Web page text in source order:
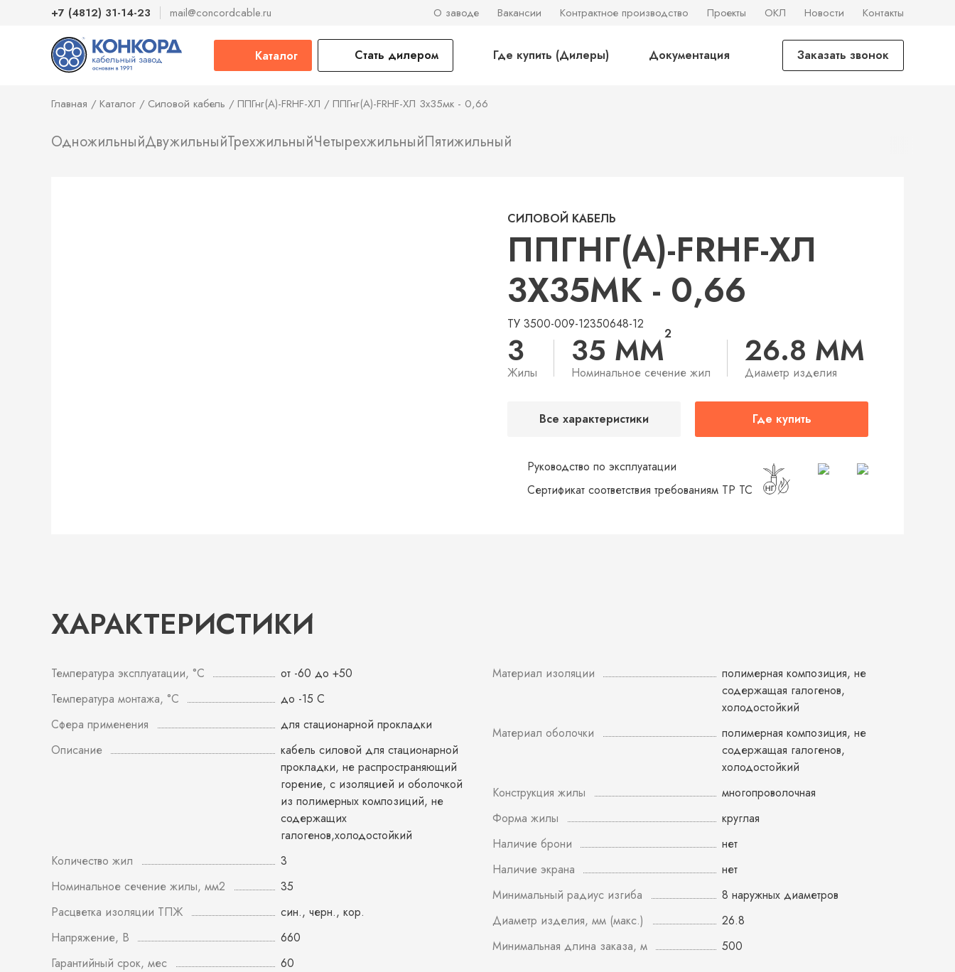
+7 (4812) 31-14-23 mail@concordcable.ru О заводе Вакансии Контрактное производство Проекты ОКЛ Новости Контакты
Каталог Стать дилером Где купить (Дилеры) Документация Заказать звонок
Главная Каталог Силовой кабель ППГнг(А)-FRHF-ХЛ ППГнг(А)-FRHF-ХЛ 3х35мк - 0,66
ОдножильныйДвужильныйТрехжильныйЧетырехжильныйПятижильный
СИЛОВОЙ КАБЕЛЬ
ППГНГ(А)-FRHF-ХЛ
3Х35МК - 0,66
ТУ 3500-009-12350648-12
3
Жилы
35 ММ2
Номинальное сечение жил
26.8 ММ
Диаметр изделия
Все характеристики Где купить
Руководство по эксплуатации
Сертификат соответствия требованиям ТР ТС
ХАРАКТЕРИСТИКИ
Температура эксплуатации, °С
от -60 до +50
Температура монтажа, °С
до -15 С
Сфера применения
для стационарной прокладки
Описание
кабель силовой для стационарной
прокладки, не распространяющий
горение, с изоляцией и оболочкой
из полимерных композиций, не
содержащих
галогенов,холодостойкий
Количество жил
3
Номинальное сечение жилы, мм2
35
Расцветка изоляции ТПЖ
син., черн., кор.
Напряжение, В
660
Гарантийный срок, мес
60
Материал изоляции
полимерная композиция, не
содержащая галогенов,
холодостойкий
Материал оболочки
полимерная композиция, не
содержащая галогенов,
холодостойкий
Конструкция жилы
многопроволочная
Форма жилы
круглая
Наличие брони
нет
Наличие экрана
нет
Минимальный радиус изгиба
8 наружных диаметров
Диаметр изделия, мм (макс.)
26.8
Минимальная длина заказа, м
500